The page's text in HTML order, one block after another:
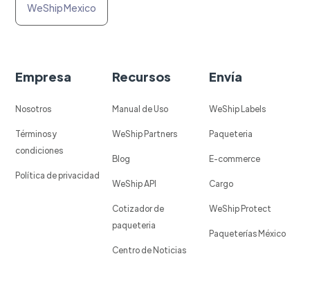
WeShip Mexico
Empresa
Nosotros
Términos y
condiciones
Política de privacidad
Recursos
Manual de Uso
WeShip Partners
Blog
WeShip API
Cotizador de
paqueteria
Centro de Noticias
Envía
WeShip Labels
Paqueteria
E-commerce
Cargo
WeShip Protect
Paqueterías México